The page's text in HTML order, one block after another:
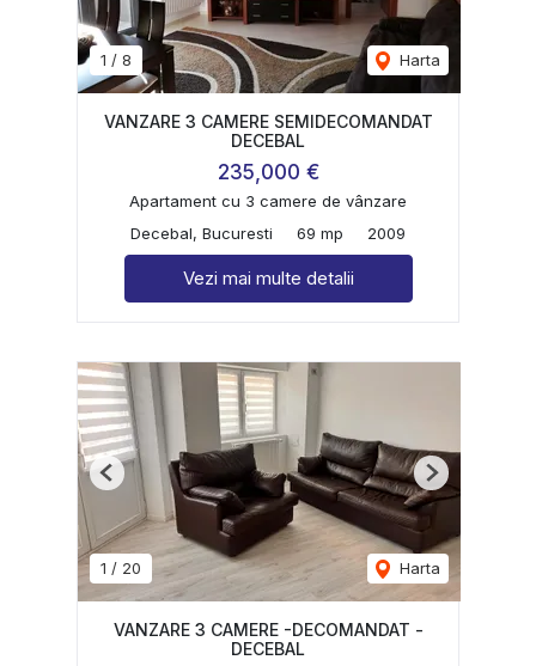
1 / 8 Harta
VANZARE 3 CAMERE SEMIDECOMANDAT
DECEBAL
235,000 €
Apartament cu 3 camere de vânzare
Decebal, Bucuresti
69 mp 2009
Vezi mai multe detalii
1 / 20 Harta
Previous Next
VANZARE 3 CAMERE -DECOMANDAT -
DECEBAL